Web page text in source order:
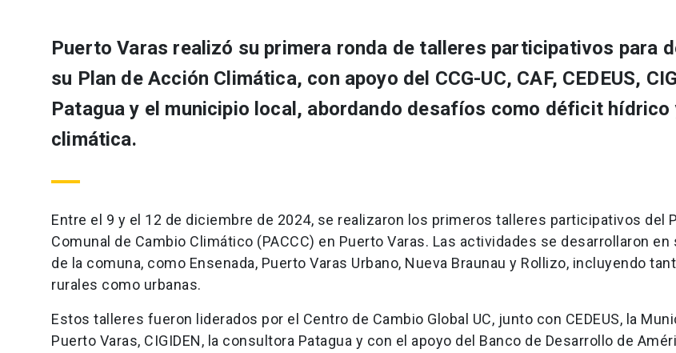
Puerto Varas realizó su primera ronda de talleres participativos para
su Plan de Acción Climática, con apoyo del CCG-UC, CAF, CEDEUS,
Patagua y el municipio local, abordando desafíos como déficit hídrico
climática.
Entre el 9 y el 12 de diciembre de 2024, se realizaron los primeros talleres participativos del
Comunal de Cambio Climático (PACCC) en Puerto Varas. Las actividades se desarrollaron
de la comuna, como Ensenada, Puerto Varas Urbano, Nueva Braunau y Rollizo, incluyendo
rurales como urbanas.
Estos talleres fueron liderados por el Centro de Cambio Global UC, junto con CEDEUS, la
Puerto Varas, CIGIDEN, la consultora Patagua y con el apoyo del Banco de Desarrollo de